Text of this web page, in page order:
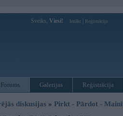
Sveiks, Viesi! Ienākt Reģistrācija
Forums Galerijas Reģistrācija
diskusijas » Pirkt - Pārdot -